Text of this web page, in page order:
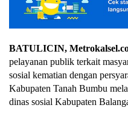
BATULICIN,
pelayanan publik terkait
sosial kematian dengan
Kabupaten Tanah Bumbu
dinas sosial Kabupaten